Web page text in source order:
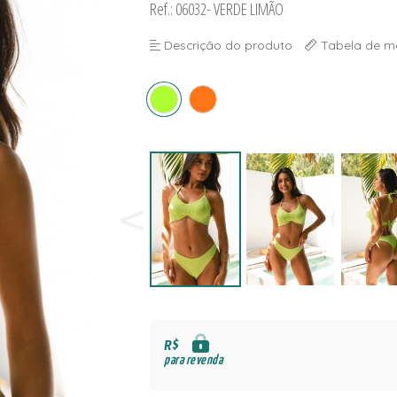
Ref.: 06032- VERDE LIMÃO
Descrição do produto Tabela de
R$
para revenda